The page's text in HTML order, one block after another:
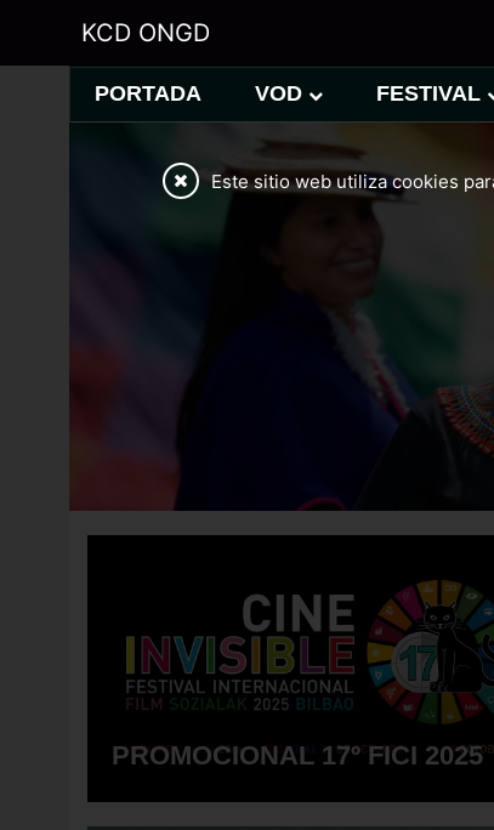
KCD ONGD
PORTADA VOD FESTIVAL
PROMOCIONAL 17º FICI 2025
Este sitio web utiliza cookies